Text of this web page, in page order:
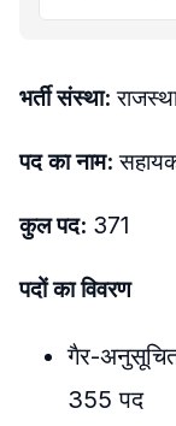
भर्ती संस्था:
पद का नाम:
​कुल पद: 371
पदों का विवरण
​गैर-
355 पद